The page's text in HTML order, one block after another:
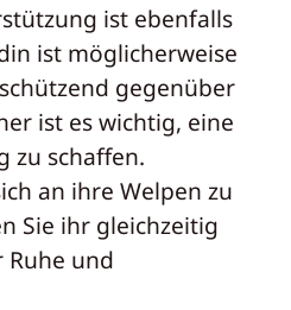
ist ebenfalls
ist möglicherweise
gegenüber
ist es wichtig, eine
zu schaffen.
an ihre Welpen zu
Sie ihr gleichzeitig
und